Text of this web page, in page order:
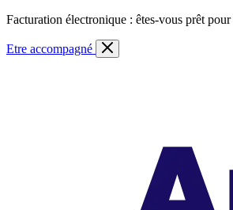
Skip
content
Facturation électronique : êtes-vous prêt
Etre accompagné